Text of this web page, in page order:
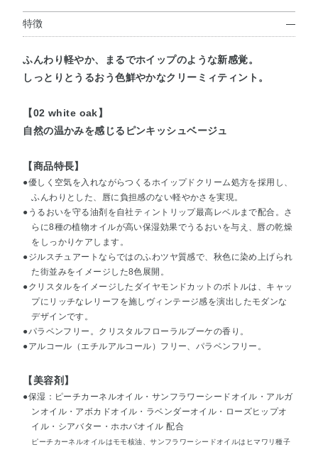
特徴
ふんわり軽やか、まるでホイップのような新感覚。
しっとりとうるおう色鮮やかなクリーミィティント。
【02 white oak】
自然の温かみを感じるピンキッシュベージュ
【商品特長】
●優しく空気を入れながらつくるホイップドクリーム処方を採用し、
ふんわりとした、唇に負担感のない軽やかさを実現。
●うるおいを守る油剤を自社ティントリップ最高レベルまで配合。さ
らに8種の植物オイルが高い保湿効果でうるおいを与え、唇の乾燥
をしっかりケアします。
●ジルスチュアートならではのふわツヤ質感で、秋色に染め上げられ
た街並みをイメージした8色展開。
●クリスタルをイメージしたダイヤモンドカットのボトルは、キャッ
プにリッチなレリーフを施しヴィンテージ感を演出したモダンな
デザインです。
●パラベンフリー。クリスタルフローラルブーケの香り。
●アルコール（エチルアルコール）フリー、パラベンフリー。
【美容剤】
●保湿：ピーチカーネルオイル・サンフラワーシードオイル・アルガ
ンオイル・アボカドオイル・ラベンダーオイル・ローズヒップオ
イル・シアバター・ホホバオイル 配合
ピーチカーネルオイルはモモ核油、サンフラワーシードオイルはヒマワリ種子